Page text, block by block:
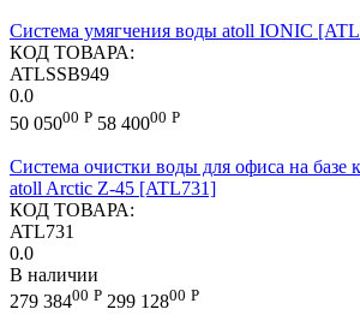
Cистема умягчения воды atoll IONIC
КОД ТОВАРА:
ATLSSB949
0.0
50 05000 Р 58 40000 Р
Система очистки воды для офиса на базе
atoll Arctic Z-45 [ATL731]
КОД ТОВАРА:
ATL731
0.0
В наличии
279 38400 Р 299 12800 Р